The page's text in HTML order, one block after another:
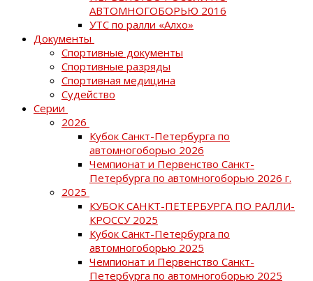
АВТОМНОГОБОРЬЮ 2016
УТС по ралли «Алхо»
Документы
Спортивные документы
Спортивные разряды
Спортивная медицина
Судейство
Серии
2026
Кубок Санкт-Петербурга по
автомногоборью 2026
Чемпионат и Первенство Санкт-
Петербурга по автомногоборью 2026 г.
2025
КУБОК САНКТ-ПЕТЕРБУРГА ПО РАЛЛИ-
КРОССУ 2025
Кубок Санкт-Петербурга по
автомногоборью 2025
Чемпионат и Первенство Санкт-
Петербурга по автомногоборью 2025